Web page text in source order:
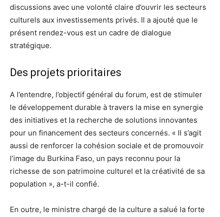
discussions avec une volonté claire d’ouvrir les secteurs
culturels aux investissements privés. Il a ajouté que le
présent rendez-vous est un cadre de dialogue
stratégique.
Des projets prioritaires
A l’entendre, l’objectif général du forum, est de stimuler
le développement durable à travers la mise en synergie
des initiatives et la recherche de solutions innovantes
pour un financement des secteurs concernés. « Il s’agit
aussi de renforcer la cohésion sociale et de promouvoir
l’image du Burkina Faso, un pays reconnu pour la
richesse de son patrimoine culturel et la créativité de sa
population », a-t-il confié.
En outre, le ministre chargé de la culture a salué la forte